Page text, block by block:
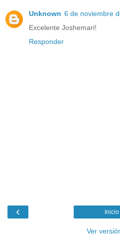
Unknown 6 de noviembre
Excelente Joshemari!
Responder
‹ Inicio
Ver